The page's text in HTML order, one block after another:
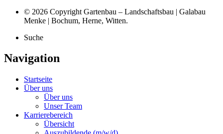
© 2026 Copyright Gartenbau – Landschaftsbau | Galabau
Menke | Bochum, Herne, Witten.
Suche
Navigation
Startseite
Über uns
Über uns
Unser Team
Karrierebereich
Übersicht